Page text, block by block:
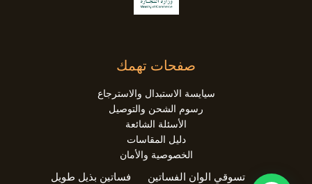
صفحات تهمك
سيايسة الاستبدال والاسترجاع
رسوم الشحن والتوصيل
الأسئلة الشائعة
دليل المقاسات
الخصوصية والأمان
تسوقي الوان الفساتين فساتين بذيل طويل